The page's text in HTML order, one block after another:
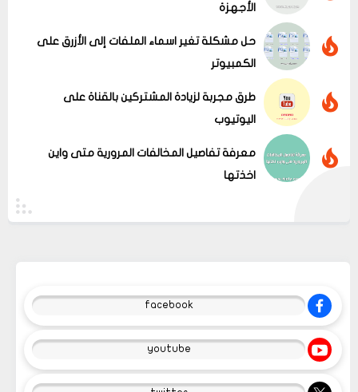
الأجهزة
حل مشكلة تغير اسماء الملفات إلى الأزرق على
الكمبيوتر
طرق مجربة لزيادة المشتركين بالقناة على
اليوتيوب
معرفة تفاصيل المخالفات المرورية متى واين
اخذتها
facebook
youtube